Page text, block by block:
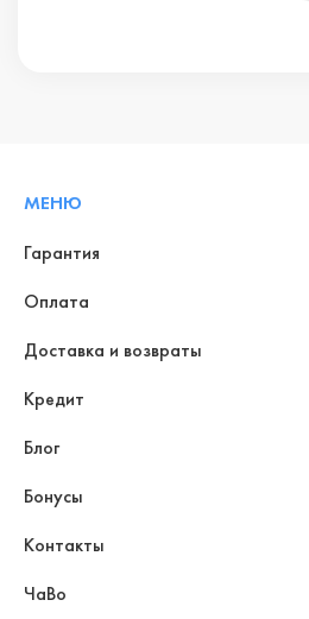
МЕНЮ
Гарантия
Оплата
Доставка и возвраты
Кредит
Блог
Бонусы
Контакты
ЧаВо